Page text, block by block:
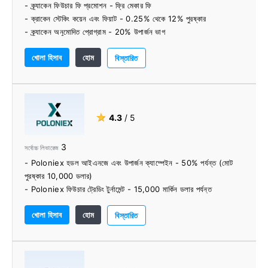
- ক্র্যাকেন ফিউচার ফি প্রমোশন - ফ্রি মেকার ফি
- ক্রাকেন স্টেকিং কয়েন এবং ফিয়াট - 0.25% থেকে 12% পুরষ্কার
- ক্র্যাকেন অনুমোদিত প্রোগ্রাম - 20% উপার্জন ভাগ
খোলা হিসাব হোম বিস্তারিত
★ 4.3 / 5
সর্বোচ্চ লিভারেজ 3
- Poloniex হডল আইএনজে এবং উপার্জন ক্যাম্পেইন - 50% পর্যন্ত (মোট
পুরষ্কার 10,000 ডলার)
- Poloniex ফিউচার ট্রেডিং টুর্নামেন্ট - 15,000 মার্কিন ডলার পর্যন্ত
এবং নেট ডিপোজিটে 40%
- Poloniex রেফারাল প্রোগ্রাম - তাদের জন্য আপনার 10% জন্য 20%
ট্রেডিং ফি উপার্জন করুন (মোট 5,000 ডলার)
খোলা হিসাব হোম বিস্তারিত